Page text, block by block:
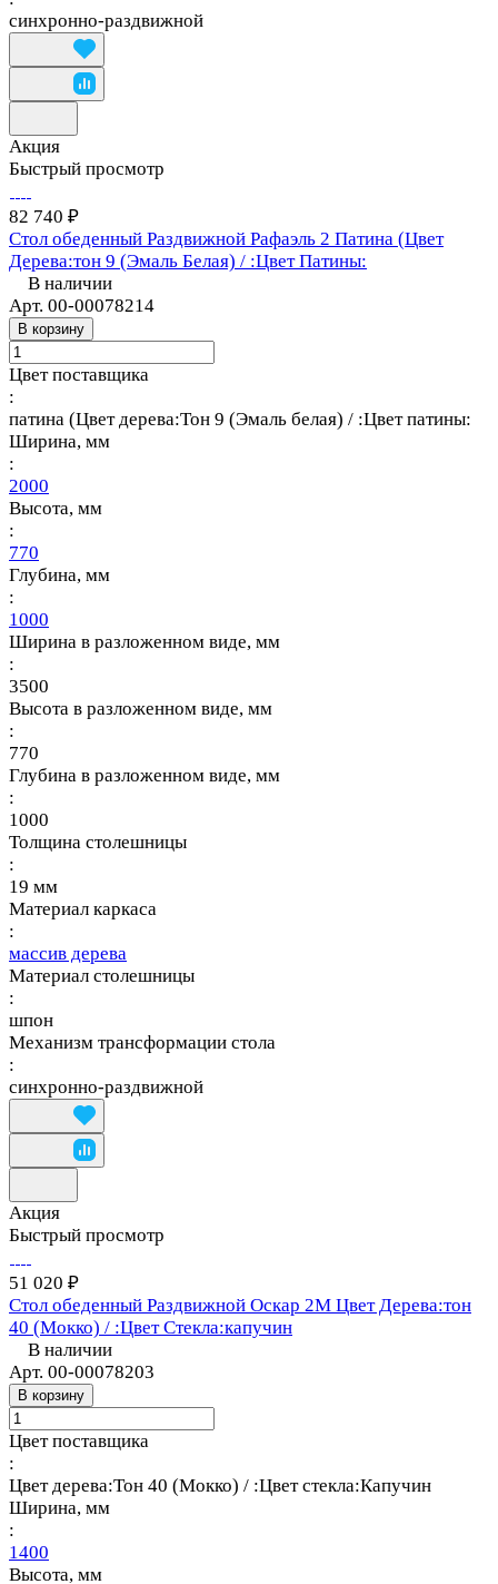
синхронно-раздвижной
Акция
Быстрый просмотр
82 740 ₽
Стол обеденный Раздвижной Рафаэль 2 Патина (Цвет
Дерева:тон 9 (Эмаль Белая) / :Цвет Патины:
В наличии
Арт. 00-00078214
В корзину
Цвет поставщика
:
патина (Цвет дерева:Тон 9 (Эмаль белая) / :Цвет патины:
Ширина, мм
:
2000
Высота, мм
:
770
Глубина, мм
:
1000
Ширина в разложенном виде, мм
:
3500
Высота в разложенном виде, мм
:
770
Глубина в разложенном виде, мм
:
1000
Толщина столешницы
:
19 мм
Материал каркаса
:
массив дерева
Материал столешницы
:
шпон
Механизм трансформации стола
:
синхронно-раздвижной
Акция
Быстрый просмотр
51 020 ₽
Стол обеденный Раздвижной Оскар 2М Цвет Дерева:тон
40 (Мокко) / :Цвет Стекла:капучин
В наличии
Арт. 00-00078203
В корзину
Цвет поставщика
:
Цвет дерева:Тон 40 (Мокко) / :Цвет стекла:Капучин
Ширина, мм
:
1400
Высота, мм